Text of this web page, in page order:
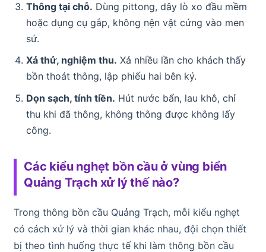
Thông tại chỗ. Dùng pittong, dây lò xo đầu mềm
hoặc dụng cụ gắp, không nện vật cứng vào men
sứ.
Xả thử, nghiệm thu. Xả nhiều lần cho khách thấy
bồn thoát thông, lập phiếu hai bên ký.
Dọn sạch, tính tiền. Hút nước bẩn, lau khô, chỉ
thu khi đã thông, không thông được không lấy
công.
Các kiểu nghẹt bồn cầu ở vùng biển
Quảng Trạch xử lý thế nào?
Trong thông bồn cầu Quảng Trạch, mỗi kiểu nghẹt
có cách xử lý và thời gian khác nhau, đội chọn thiết
bị theo tình huống thực tế khi làm thông bồn cầu